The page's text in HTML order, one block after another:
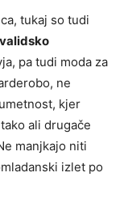
tukaj so tudi
pa tudi moda za
ne
kjer
ali drugače
manjkajo niti
izlet po